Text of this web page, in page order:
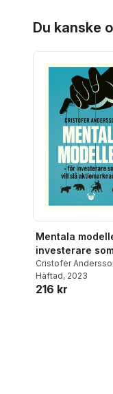
Du kanske
Mentala
investerare
slå
Cristofer
Häftad, 2023
216 kr